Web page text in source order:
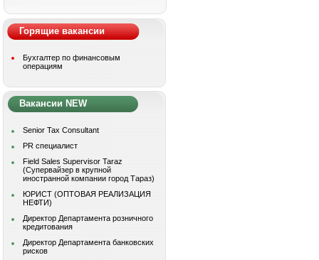
Горящие вакансии
Бухгалтер по финансовым
операциям
Вакансии NEW
Senior Tax Consultant
PR специалист
Field Sales Supervisor Taraz
(Супервайзер в крупной
иностранной компании город Тараз)
ЮРИСТ (ОПТОВАЯ РЕАЛИЗАЦИЯ
НЕФТИ)
Директор Департамента розничного
кредитования
Директор Департамента банковских
рисков